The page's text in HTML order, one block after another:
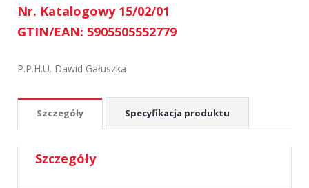
Nr. Katalogowy 15/02/01
GTIN/EAN: 5905505552779
P.P.H.U. Dawid Gałuszka
Szczegóły Specyfikacja produktu
Szczegóły